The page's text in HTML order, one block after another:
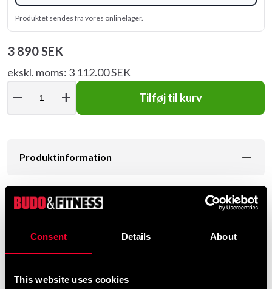
Consent Details About
This website uses cookies
Produktet sendes fra vores onlinelager.
3 890 SEK
ekskl. moms: 3 112.00 SEK
remove add Tilføj til kurv
Produktinformation
til sække på op til 45 kg. Fremstillet af stålrør med en
diameter på 214 cm sikres med en bolt i hængslet, der
kan modstå alvorlige slag og spark på sækken.
Maksimal højde på pose, der skal hænges op, er 180